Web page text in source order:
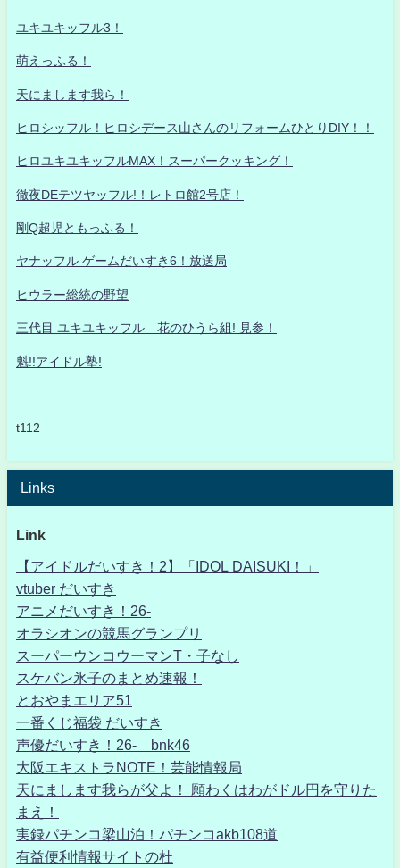
ユキユキッフル3！
萌えっふる！
天にまします我ら！
ヒロシッフル！ヒロシデース山さんのリフォームひとりDIY！！
ヒロユキユキッフルMAX！スーパークッキング！
徹夜DEテツヤッフル!！レトロ館2号店！
剛Q超児ともっふる！
ヤナッフル ゲームだいすき6！放送局
ヒウラー総統の野望
三代目 ユキユキッフル 花のひうら組! 見参！
魁!!アイドル塾!
t112
Links
Link
【アイドルだいすき！2】「IDOL DAISUKI！」
vtuber だいすき
アニメだいすき！26-
オラシオンの競馬グランプリ
スーパーウンコウーマンT・子なし
スケバン氷子のまとめ速報！
とおやまエリア51
一番くじ福袋 だいすき
声優だいすき！26- bnk46
大阪エキストラNOTE！芸能情報局
天にまします我らが父よ！ 願わくはわがドル円を守りた
まえ！
実録パチンコ梁山泊！パチンコakb108道
有益便利情報サイトの杜